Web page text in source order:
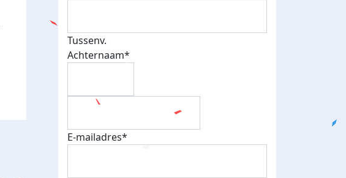
Tussenv.
Achternaam*
E-mailadres*